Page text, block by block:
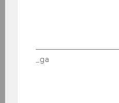
fostered in higher
Learning
Verena Schwägerl-
Academy, Graz
_ga